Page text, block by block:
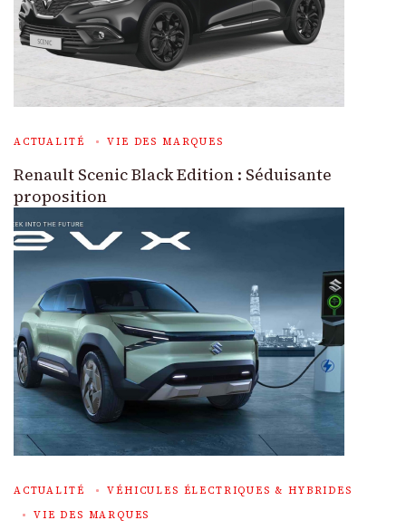
ACTUALITÉ VIE DES MARQUES
Renault Scenic Black Edition : Séduisante
proposition
ACTUALITÉ
VÉHICULES ÉLECTRIQUES & HYBRIDES
VIE DES MARQUES